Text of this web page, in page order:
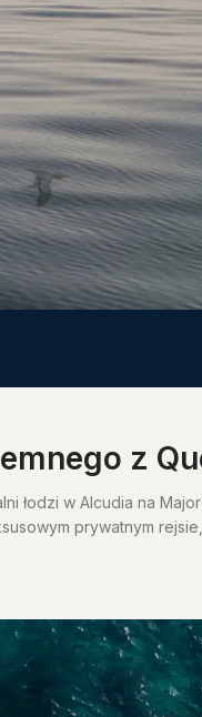
z
łodzi w Alcudia na
prywatnym